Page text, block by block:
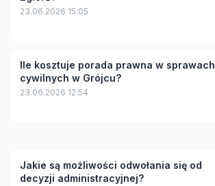
23.06.2026 15:05
Ile kosztuje porada prawna w sprawach
cywilnych w Grójcu?
23.06.2026 12:54
Jakie są możliwości odwołania się od
decyzji administracyjnej?